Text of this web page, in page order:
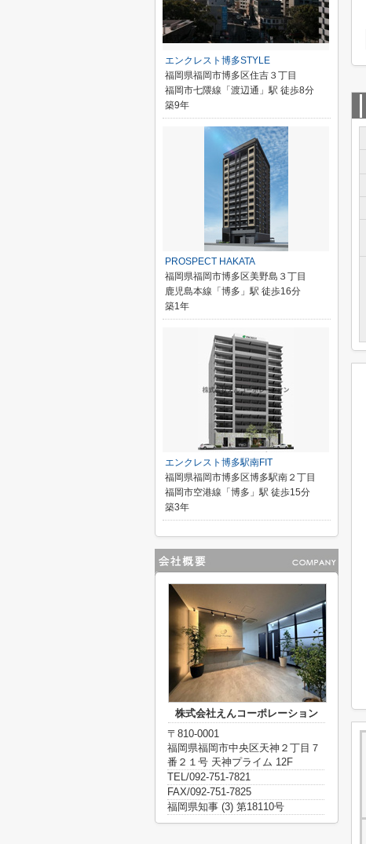
エンクレスト博多STYLE
福岡県福岡市博多区住吉３丁目
福岡市七隈線「渡辺通」駅 徒歩8分
築9年
PROSPECT HAKATA
福岡県福岡市博多区美野島３丁目
鹿児島本線「博多」駅 徒歩16分
築1年
エンクレスト博多駅南FIT
福岡県福岡市博多区博多駅南２丁目
福岡市空港線「博多」駅 徒歩15分
築3年
株式会社えんコーポレーション
〒810-0001
福岡県福岡市中央区天神２丁目７
番２１号 天神プライム 12F
TEL/092-751-7821
FAX/092-751-7825
福岡県知事 (3) 第18110号